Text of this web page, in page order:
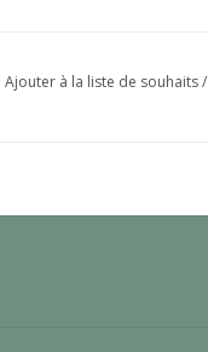
Ajouter à la liste de souhaits/